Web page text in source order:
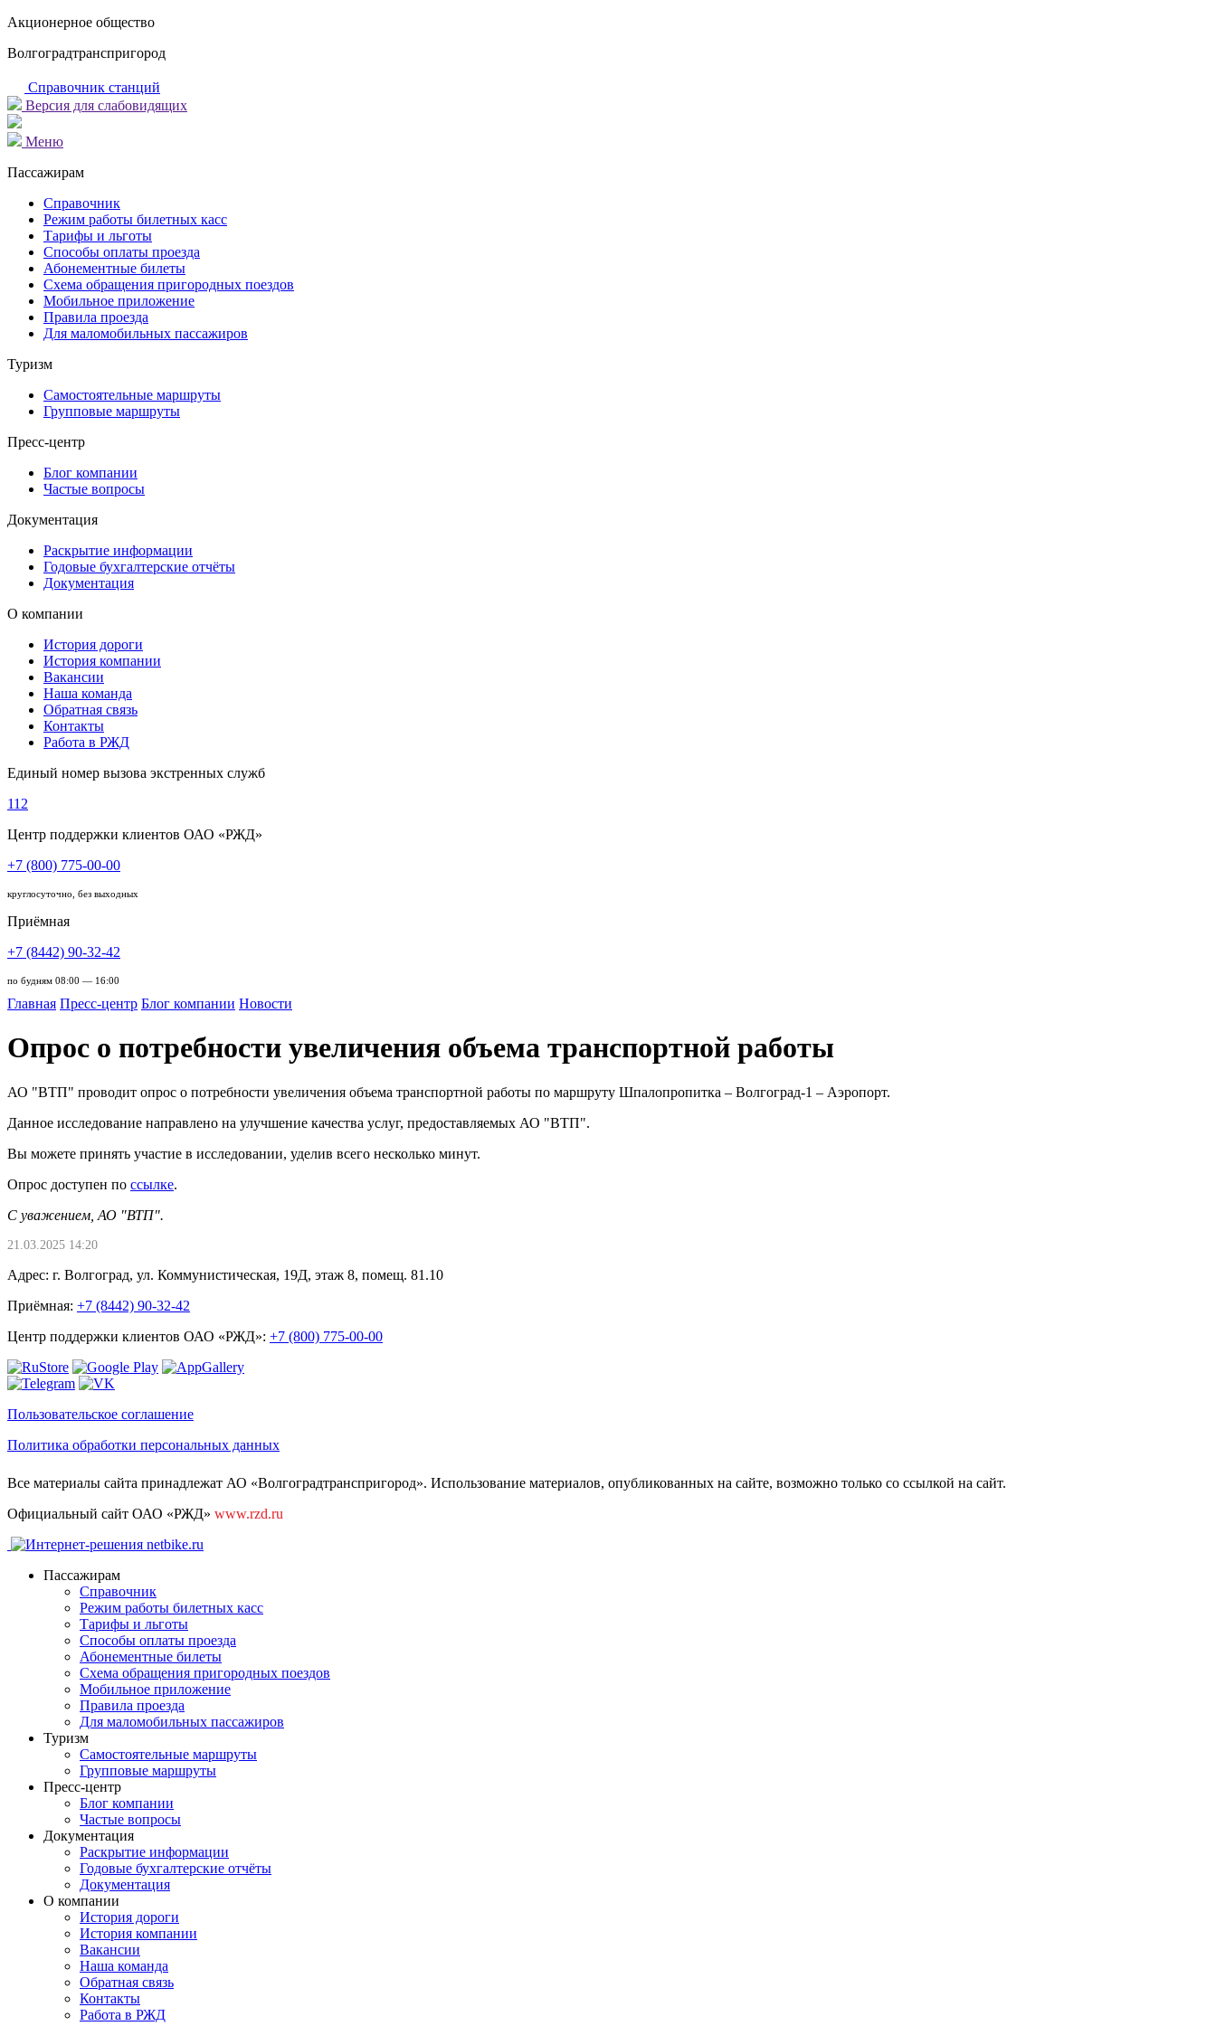
Акционерное общество
Волгоградтранспригород
Справочник станций
Версия для слабовидящих
Меню
Пассажирам
Справочник
Режим работы билетных касс
Тарифы и льготы
Способы оплаты проезда
Абонементные билеты
Схема обращения пригородных поездов
Мобильное приложение
Правила проезда
Для маломобильных пассажиров
Туризм
Самостоятельные маршруты
Групповые маршруты
Пресс-центр
Блог компании
Частые вопросы
Документация
Раскрытие информации
Годовые бухгалтерские отчёты
Документация
О компании
История дороги
История компании
Вакансии
Наша команда
Обратная связь
Контакты
Работа в РЖД
Единый номер вызова экстренных служб
112
Центр поддержки клиентов ОАО «РЖД»
+7 (800) 775-00-00
круглосуточно, без выходных
Приёмная
+7 (8442) 90-32-42
по будням 08:00 — 16:00
Главная Пресс-центр Блог компании Новости
Опрос о потребности увеличения объема транспортной работы
АО "ВТП" проводит опрос о потребности увеличения объема транспортной работы по маршруту Шпалопропитка – Волгоград-1 – Аэропорт.
Данное исследование направлено на улучшение качества услуг, предоставляемых АО "ВТП".
Вы можете принять участие в исследовании, уделив всего несколько минут.
Опрос доступен по ссылке.
С уважением, АО "ВТП".
21.03.2025 14:20
Адрес: г. Волгоград, ул. Коммунистическая, 19Д, этаж 8, помещ. 81.10
Приёмная: +7 (8442) 90-32-42
Центр поддержки клиентов ОАО «РЖД»: +7 (800) 775-00-00
Пользовательское соглашение
Политика обработки персональных данных
Все материалы сайта принадлежат АО «Волгоградтранспригород». Использование материалов, опубликованных на сайте, возможно только со ссылкой на сайт.
Официальный сайт ОАО «РЖД» www.rzd.ru
Пассажирам
Справочник
Режим работы билетных касс
Тарифы и льготы
Способы оплаты проезда
Абонементные билеты
Схема обращения пригородных поездов
Мобильное приложение
Правила проезда
Для маломобильных пассажиров
Туризм
Самостоятельные маршруты
Групповые маршруты
Пресс-центр
Блог компании
Частые вопросы
Документация
Раскрытие информации
Годовые бухгалтерские отчёты
Документация
О компании
История дороги
История компании
Вакансии
Наша команда
Обратная связь
Контакты
Работа в РЖД